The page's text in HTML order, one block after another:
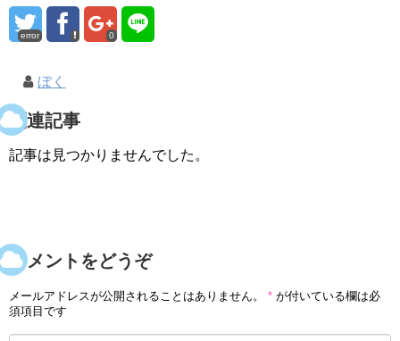
error 0
ぼく
関連記事
記事は見つかりませんでした。
コメントをどうぞ
メールアドレスが公開されることはありません。 * が付いている欄は必
須項目です